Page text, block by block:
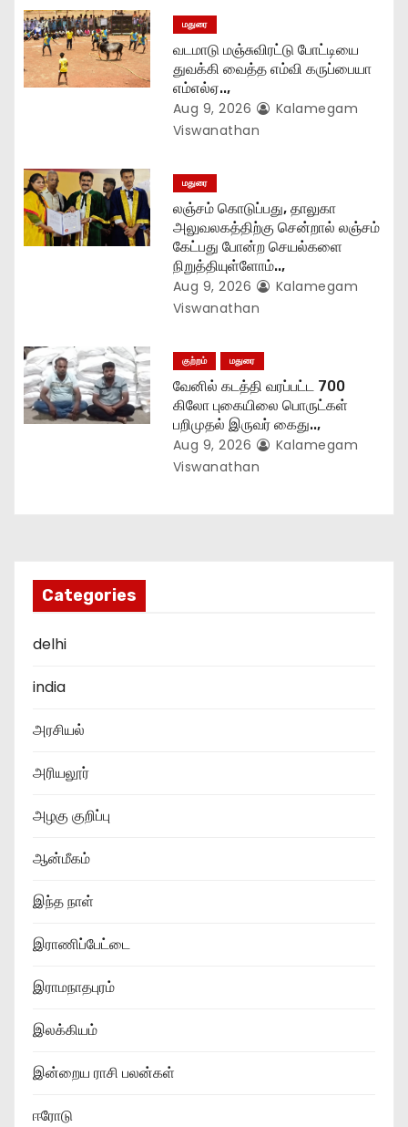
t
i
o
மதுரை
வடமாடு மஞ்சுவிரட்டு போட்டியை
துவக்கி வைத்த எம்வி கருப்பையா
எம்எல்ஏ..,
Aug 9, 2026
Kalamegam
Viswanathan
மதுரை
லஞ்சம் கொடுப்பது, தாலுகா
அலுவலகத்திற்கு சென்றால் லஞ்சம்
கேட்பது போன்ற செயல்களை
நிறுத்தியுள்ளோம்..,
Aug 9, 2026
Kalamegam
Viswanathan
குற்றம் மதுரை
வேனில் கடத்தி வரப்பட்ட 700
கிலோ புகையிலை பொருட்கள்
பறிமுதல் இருவர் கைது..,
Aug 9, 2026
Kalamegam
Viswanathan
Categories
delhi
india
அரசியல்
அரியலூர்
அழகு குறிப்பு
ஆன்மீகம்
இந்த நாள்
இராணிப்பேட்டை
இராமநாதபுரம்
இலக்கியம்
இன்றைய ராசி பலன்கள்
ஈரோடு